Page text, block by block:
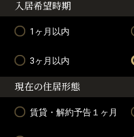
入居希望時期
1ヶ月以内
3ヶ月以内
現在の住居形態
賃貸・解約予告１ヶ月